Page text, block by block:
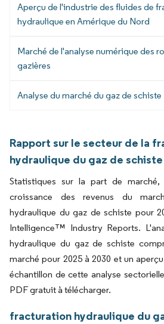
Aperçu de l'industrie des fluides de
hydraulique en Amérique du Nord
Marché de l'analyse numérique des
gazières
Analyse du marché du gaz de schiste
Rapport sur le secteur de la
hydraulique du gaz de schiste
Statistiques sur la part de
croissance des revenus du
hydraulique du gaz de schiste pour
Intelligence™ Industry Reports.
hydraulique du gaz de schiste
marché pour 2025 à 2030 et un
échantillon de cette analyse
PDF gratuit à télécharger.
fracturation hydraulique du